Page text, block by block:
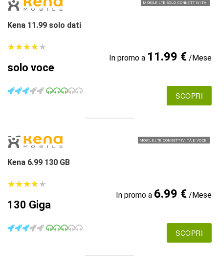
MOBILE LTE SOLO CONNETTIVITÀ
Kena 11.99 solo dati
★★★★★
★★★★★
solo voce
In promo a 11.99 €/Mese
SCOPRI
MOBILE LTE CONNETTIVITÀ E VOCE
Kena 6.99 130 GB
★★★★★
★★★★★
130 Giga
In promo a 6.99 €/Mese
SCOPRI